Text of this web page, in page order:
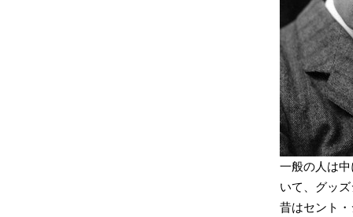
一般の人は
いて、グッ
昔はセント